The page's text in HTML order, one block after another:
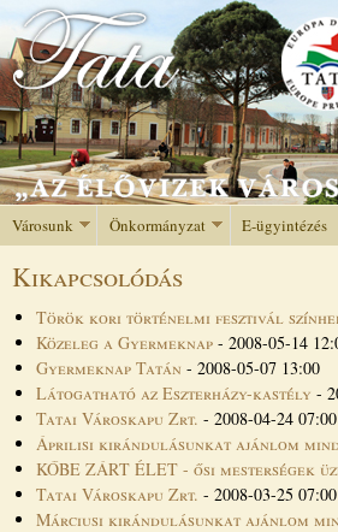
Jump to
Városunk Önkormányzat E-ügyintézés
Kikapcsolódás
Török kori történelmi fesztivál
Közeleg a Gyermeknap - 2008-05-14
Gyermeknap Tatán - 2008-05-07 13:00
Látogatható az Eszterházy-kastély -
Tatai Városkapu Zrt. - 2008-04-24 07:00
Áprilisi kirándulásunkat ajánlom
KŐBE ZÁRT ÉLET - ősi mesterségek
Tatai Városkapu Zrt. - 2008-03-25 07:00
Márciusi kirándulásunkat ajánlom